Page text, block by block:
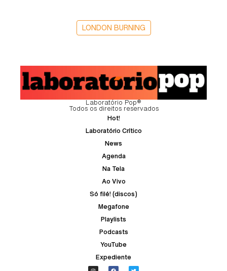
LONDON BURNING
Laboratório Pop®
Todos os direitos reservados
Hot!
Laboratório Crítico
News
Agenda
Na Tela
Ao Vivo
Só filé! (discos)
Megafone
Playlists
Podcasts
YouTube
Expediente